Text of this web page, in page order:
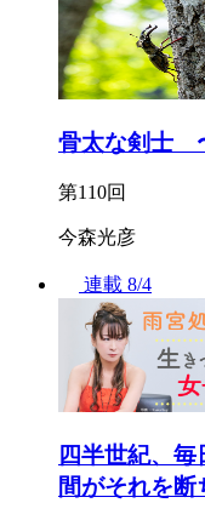
骨太な剣士
第110回
今森光彦
連載 8/4
四半世紀、
間がそれを